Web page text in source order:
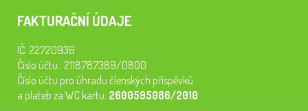
FAKTURAČNÍ ÚDAJE
IČ: 22720936
Číslo účtu.: 2118787389/0800
Číslo účtu pro úhradu členských příspěvků
a plateb za WC kartu: 2600595086/2010